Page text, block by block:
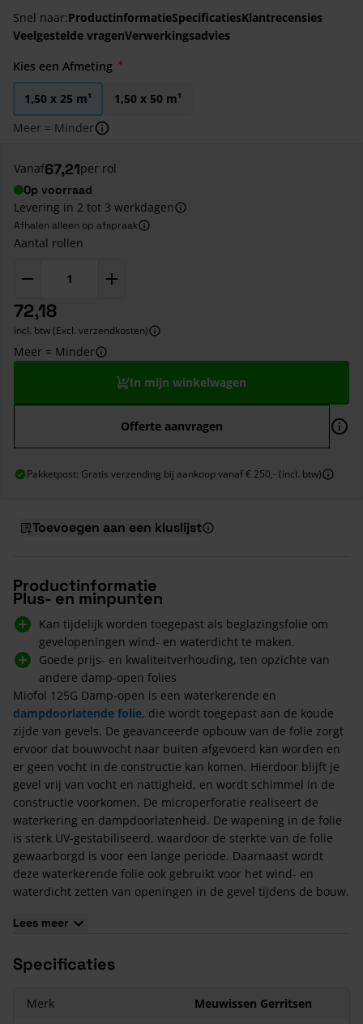
Snel naar:ProductinformatieSpecificatiesKlantrecensies
Veelgestelde vragenVerwerkingsadvies
Kies een Afmeting
1,50 x 25 m¹
1,50 x 50 m¹
Meer = Minder
Vanaf67,21per rol
Op voorraad
Levering in 2 tot 3 werkdagen
Afhalen alleen op afspraak
Aantal rollen
72,18
incl. btw (Excl. verzendkosten)
Meer = Minder
In mijn winkelwagen
Offerte aanvragen
Pakketpost: Gratis verzending bij aankoop vanaf € 250,- (incl. btw)
Toevoegen aan een kluslijst
Productinformatie
Plus- en minpunten
Kan tijdelijk worden toegepast als beglazingsfolie om
gevelopeningen wind- en waterdicht te maken.
Goede prijs- en kwaliteitverhouding, ten opzichte van
andere damp-open folies
Miofol 125G Damp-open is een waterkerende en
dampdoorlatende folie, die wordt toegepast aan de koude
zijde van gevels. De geavanceerde opbouw van de folie zorgt
ervoor dat bouwvocht naar buiten afgevoerd kan worden en
er geen vocht in de constructie kan komen. Hierdoor blijft je
gevel vrij van vocht en nattigheid, en wordt schimmel in de
constructie voorkomen. De microperforatie realiseert de
waterkering en dampdoorlatenheid. De wapening in de folie
is sterk UV-gestabiliseerd, waardoor de sterkte van de folie
gewaarborgd is voor een lange periode. Daarnaast wordt
deze waterkerende folie ook gebruikt voor het wind- en
waterdicht zetten van openingen in de gevel tijdens de bouw.
Opzoek naar bijpassende Tape? Deze zijn geschikt:
Vast-R Butyl tape: om doorvoeren en aansluitingen wind- en
Tyvek FlexWrap tape
: om doorvoeren en aansluitingen wind-
Lees meer
Specificaties
Merk
Meuwissen Gerritsen